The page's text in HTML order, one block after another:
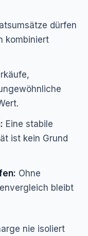
dürfen
kombiniert
Eine stabile
ist kein Grund
Ohne
bleibt
nie isoliert